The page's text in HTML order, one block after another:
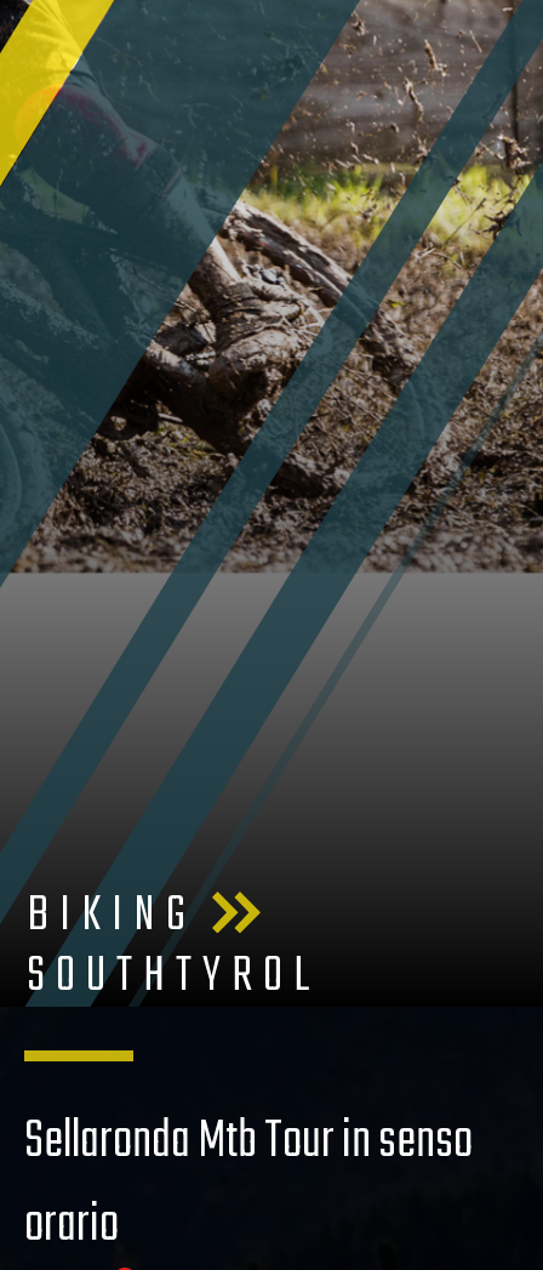
BIKING
SOUTHTYROL
Sellaronda Mtb Tour in senso
orario